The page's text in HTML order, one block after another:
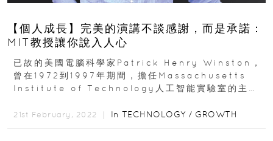
【個人成長】完美的演講不談感謝，而是承諾：
MIT教授讓你說入人心
已故的美國電腦科學家Patrick Henry Winston，
曾在1972到1997年期間，擔任Massachusetts
Institute of Technology人工智能實驗室的主
21st February, 2022 ｜ In TECHNOLOGY / GROWTH